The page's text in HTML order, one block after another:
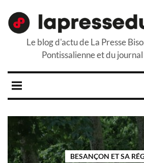
Le blog d'actu de La Presse
Pontissalienne et du
BESANÇON ET SA